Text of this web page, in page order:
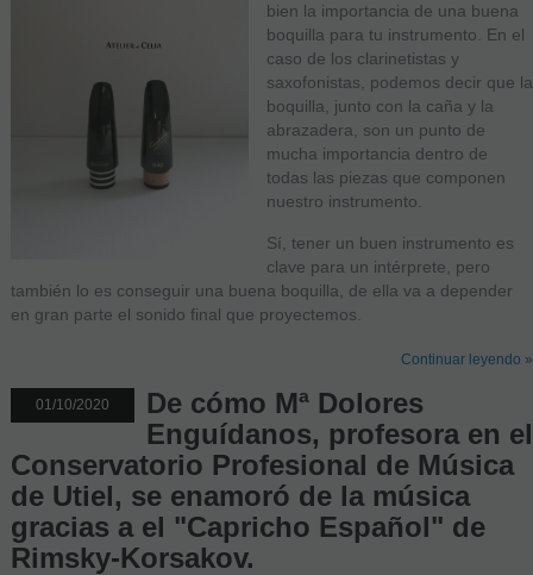
bien la importancia de una buena
boquilla para tu instrumento. En el
caso de los clarinetistas y
saxofonistas, podemos decir que la
boquilla, junto con la caña y la
abrazadera, son un punto de
mucha importancia dentro de
todas las piezas que componen
nuestro instrumento.
Sí, tener un buen instrumento es
clave para un intérprete, pero
también lo es conseguir una buena boquilla, de ella va a depender
en gran parte el sonido final que proyectemos.
Continuar leyendo »
01/10/2020
De cómo Mª Dolores
Enguídanos, profesora en el
Conservatorio Profesional de Música
de Utiel, se enamoró de la música
gracias a el "Capricho Español" de
Rimsky-Korsakov.